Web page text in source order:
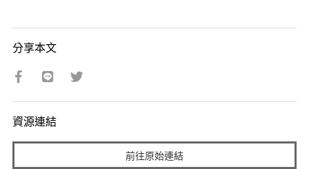
分享本文
資源連結
前往原始連結